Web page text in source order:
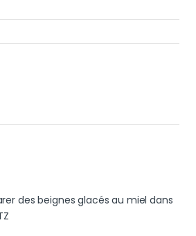
des beignes glacés au miel dans